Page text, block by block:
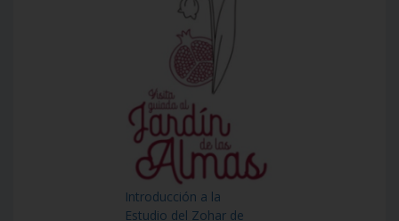
Introducción a la
Estudio del Zohar de